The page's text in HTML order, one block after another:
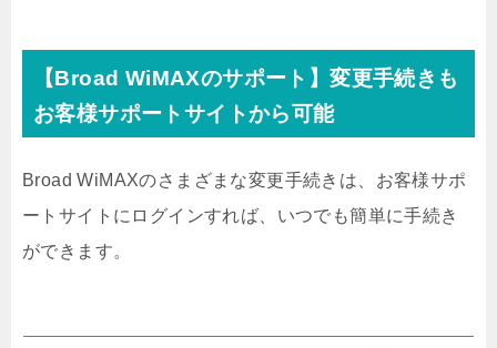
【Broad WiMAXのサポート】変更手続きも
お客様サポートサイトから可能
Broad WiMAXのさまざまな変更手続きは、お客様サポ
ートサイトにログインすれば、いつでも簡単に手続き
ができます。